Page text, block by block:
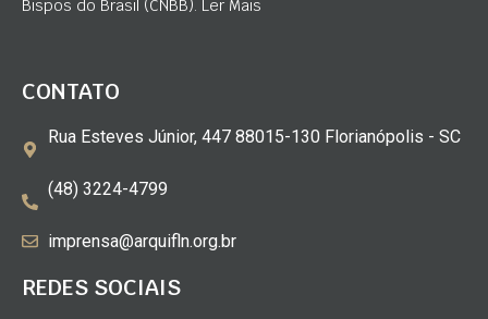
Bispos do Brasil (CNBB). Ler Mais
CONTATO
Rua Esteves Júnior, 447 88015-130 Florianópolis - SC
(48) 3224-4799
imprensa@arquifln.org.br
REDES SOCIAIS